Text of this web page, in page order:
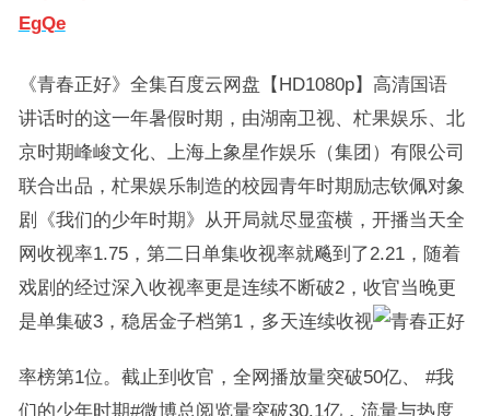
EgQe
《青春正好》全集百度云网盘【HD1080p】高清国语
讲话时的这一年暑假时期，由湖南卫视、杧果娱乐、北
京时期峰峻文化、上海上象星作娱乐（集团）有限公司
联合出品，杧果娱乐制造的校园青年时期励志钦佩对象
剧《我们的少年时期》从开局就尽显蛮横，开播当天全
网收视率1.75，第二日单集收视率就飚到了2.21，随着
戏剧的经过深入收视率更是连续不断破2，收官当晚更
是单集破3，稳居金子档第1，多天连续收视
率榜第1位。截止到收官，全网播放量突破50亿、 #我
们的少年时期#微博总阅览量突破30.1亿，流量与热度